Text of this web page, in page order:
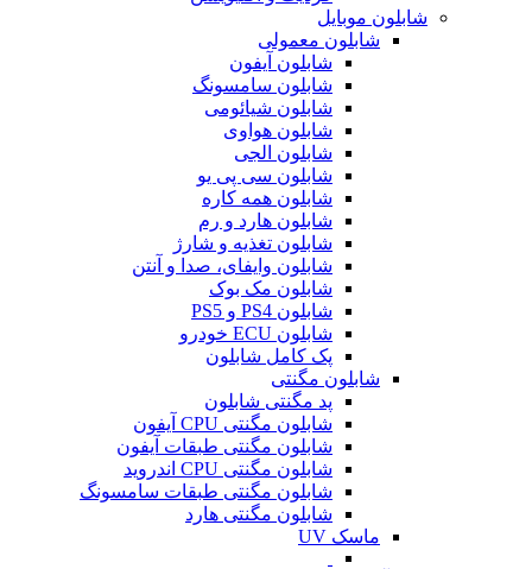
شابلون موبایل
شابلون معمولی
شابلون آیفون
شابلون سامسونگ
شابلون شیائومی
شابلون هواوی
شابلون الجی
شابلون سی پی یو
شابلون همه کاره
شابلون هارد و رم
شابلون تغذیه و شارژ
شابلون وایفای، صدا و آنتن
شابلون مک بوک
شابلون PS4 و PS5
شابلون ECU خودرو
پک کامل شابلون
شابلون مگنتی
پد مگنتی شابلون
شابلون مگنتی CPU آیفون
شابلون مگنتی طبقات آیفون
شابلون مگنتی CPU اندروید
شابلون مگنتی طبقات سامسونگ
شابلون مگنتی هارد
ماسک UV